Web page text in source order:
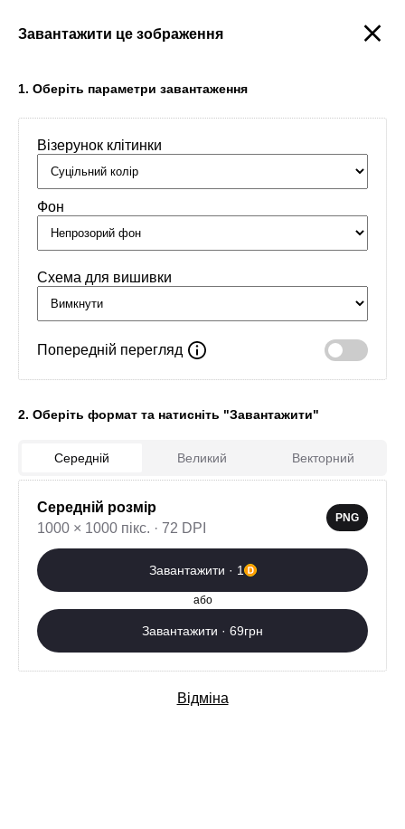
Головна / Орнаменти / Почуття
0
Додаткові послуги
Завантажити це зображення
1. Оберіть параметри завантаження
Візерунок клітинки
Фон
Схема для вишивки
Попередній перегляд
2. Оберіть формат та натисніть "Завантажити"
Середній Великий Векторний
Середній розмір
1000 × 1000 пікс. · 72 DPI
PNG
Завантажити · 1
або
Завантажити · 69грн
Відміна